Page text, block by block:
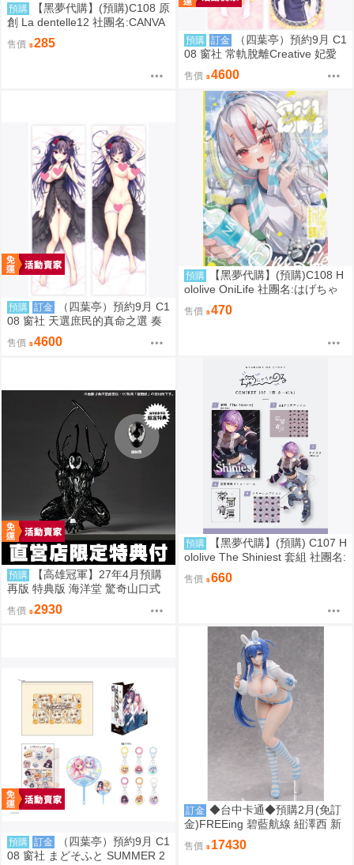
預購
【黑夢代購】(預購)C108 原
創 La dentelle12 社團名:CANVA
S+GARDEN 繪師:宮坂みゆ
售價 285 預購 訂金
（四葉亭）預約9月 C1
08 窗社 常軌脫離Creative 妃愛
抱枕套 0814
售價 4600
預購 訂金
（四葉亭）預約9月 C1
08 窗社 天選庶民的真命之選 奏
命 抱枕套 0814
售價 4600
預購
【黑夢代購】(預購)C108 H
ololive OniLife 社團名:はげちゃ
った 繪師: HAGE
售價 470
預購
【高雄冠軍】27年4月預購
再版 特典版 海洋堂 驚奇山口式
黑色戰衣蜘蛛人 共生體蜘蛛人 免
訂金0928
售價 2930
預購
【黑夢代購】(預購) C107 H
ololive The Shiniest 套組 社團名:
にゃろめのちゅーる 繪師:にゃろ
め
售價 660
預購 訂金
（四葉亭）預約9月 C1
08 窗社 まどそふと SUMMER 2
訂金 ◆台中卡通◆預購2月(免訂
金)FREEing 碧藍航線 紐澤西 新
澤西 宿舍計劃Ver. 1/3 0917
售價 17430